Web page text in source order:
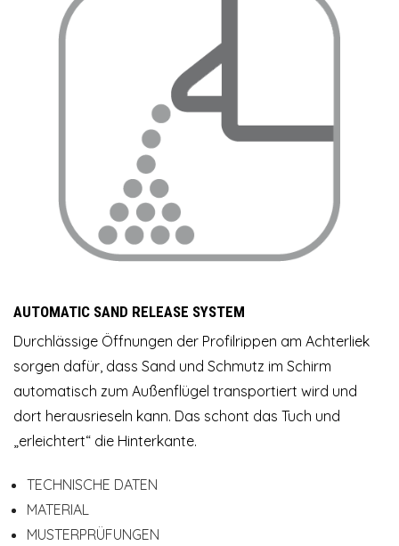
AUTOMATIC SAND RELEASE SYSTEM
Durchlässige Öffnungen der Profilrippen am Achterliek
sorgen dafür, dass Sand und Schmutz im Schirm
automatisch zum Außenflügel transportiert wird und
dort herausrieseln kann. Das schont das Tuch und
„erleichtert“ die Hinterkante.
TECHNISCHE DATEN
MATERIAL
MUSTERPRÜFUNGEN